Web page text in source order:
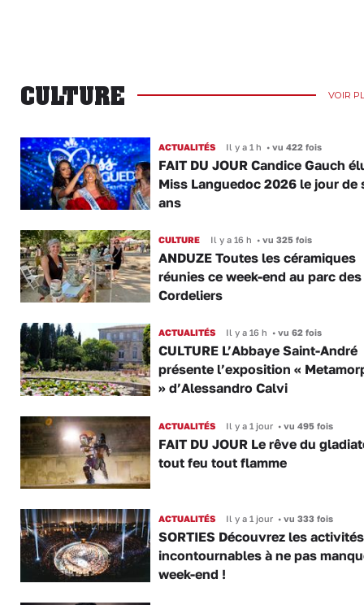
CULTURE VOIR
ACTUALITÉS Il y a 1 h •vu 422 fois
FAIT DU JOUR Candice Gauch
Miss Languedoc 2026 le jour de
ans
CULTURE Il y a 16 h •vu 325 fois
ANDUZE Toutes les céramiques
réunies ce week-end au parc des
Cordeliers
ACTUALITÉS Il y a 16 h •vu 62 fois
CULTURE L’Abbaye Saint-André
présente l’exposition «
» d’Alessandro Calvi
ACTUALITÉS Il y a 1 jour •vu 495 fois
FAIT DU JOUR Le rêve du
tout feu tout flamme
ACTUALITÉS Il y a 1 jour •vu 333 fois
SORTIES Découvrez les activités
incontournables à ne pas
week-end !